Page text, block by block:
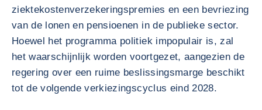
ziektekostenverzekeringspremies en een bevriezing
van de lonen en pensioenen in de publieke sector.
Hoewel het programma politiek impopulair is, zal
het waarschijnlijk worden voortgezet, aangezien de
regering over een ruime beslissingsmarge beschikt
tot de volgende verkiezingscyclus eind 2028.